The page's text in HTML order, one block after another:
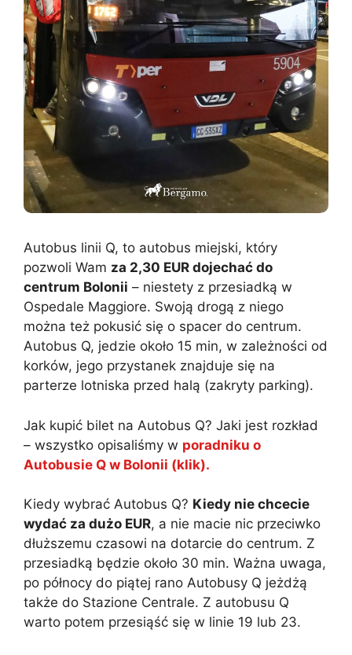
Autobus linii Q, to autobus miejski, który
pozwoli Wam za 2,30 EUR dojechać do
centrum Bolonii – niestety z przesiadką w
Ospedale Maggiore. Swoją drogą z niego
można też pokusić się o spacer do centrum.
Autobus Q, jedzie około 15 min, w zależności od
korków, jego przystanek znajduje się na
parterze lotniska przed halą (zakryty parking).
Jak kupić bilet na Autobus Q? Jaki jest rozkład
– wszystko opisaliśmy w poradniku o
Autobusie Q w Bolonii (klik).
Kiedy wybrać Autobus Q? Kiedy nie chcecie
wydać za dużo EUR, a nie macie nic przeciwko
dłuższemu czasowi na dotarcie do centrum. Z
przesiadką będzie około 30 min. Ważna uwaga,
po północy do piątej rano Autobusy Q jeżdżą
także do Stazione Centrale. Z autobusu Q
warto potem przesiąść się w linie 19 lub 23.